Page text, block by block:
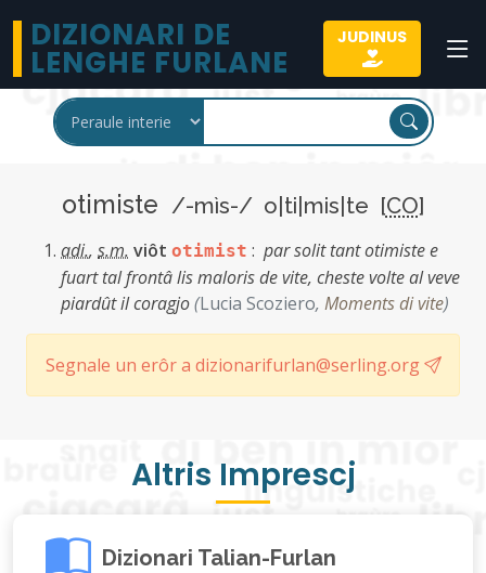
DIZIONARI DE
LENGHE FURLANE
JUDINUS
otimiste /-mìs-/ o|ti|mis|te [CO]
adi., s.m. viôt otimist : par solit tant otimiste e
fuart tal frontâ lis maloris de vite, cheste volte al veve
piardût il coragjo(Lucia Scoziero, Moments di vite)
Segnale un erôr a dizionarifurlan@serling.org
Altris Imprescj
Dizionari Talian-Furlan